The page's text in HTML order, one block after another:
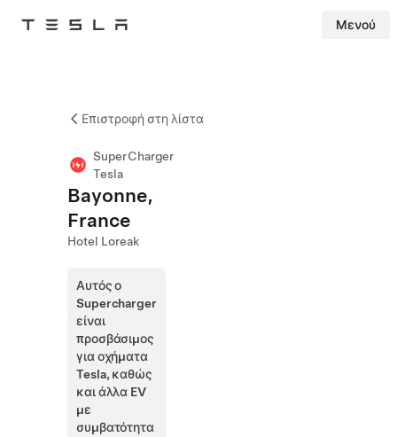
Tesla Μενού
Επιστροφή στη λίστα
SuperCharger
Tesla
Bayonne,
France
Hotel Loreak
Αυτός ο
Supercharger
είναι
προσβάσιμος
για οχήματα
Tesla, καθώς
και άλλα EV
με
συμβατότητα